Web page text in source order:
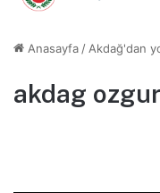
Anasayfa / Akdağ'dan
akdag